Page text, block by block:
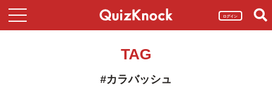
ログイン
TAG
#カラバッシュ